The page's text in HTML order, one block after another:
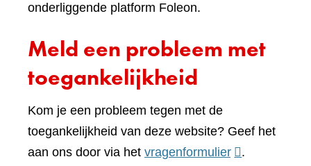
onderliggende platform Foleon.
Meld een probleem met
toegankelijkheid
Kom je een probleem tegen met de
toegankelijkheid van deze website? Geef het
aan ons door via het vragenformulier(verwijst
.